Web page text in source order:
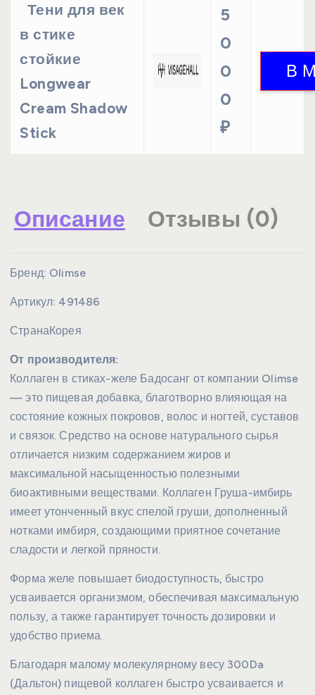
Тени для век
в стике
стойкие
Longwear
Cream Shadow
Stick
5
0
0
0
₽
Описание Отзывы (0)
Бренд: Olimse
Артикул: 491486
СтранаКорея
От производителя:
Коллаген в стиках-желе Бадосанг от компании Olimse
— это пищевая добавка, благотворно влияющая на
состояние кожных покровов, волос и ногтей, суставов
и связок. Средство на основе натурального сырья
отличается низким содержанием жиров и
максимальной насыщенностью полезными
биоактивными веществами. Коллаген Груша-имбирь
имеет утонченный вкус спелой груши, дополненный
нотками имбиря, создающими приятное сочетание
сладости и легкой пряности.
Форма желе повышает биодоступность, быстро
усваивается организмом, обеспечивая максимальную
пользу, а также гарантирует точность дозировки и
удобство приема.
Благодаря малому молекулярному весу 300Da
(Дальтон) пищевой коллаген быстро усваивается и